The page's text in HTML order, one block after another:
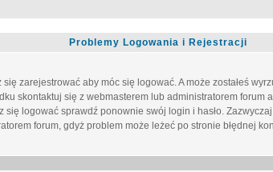
Problemy Logowania i Rejestracji
zarejestrować aby móc się logować. A może zostałeś
skontaktuj się z webmasterem lub administratorem forum
się logować sprawdź ponownie swój login i hasło.
forum, gdyż problem może leżeć po stronie błędnej